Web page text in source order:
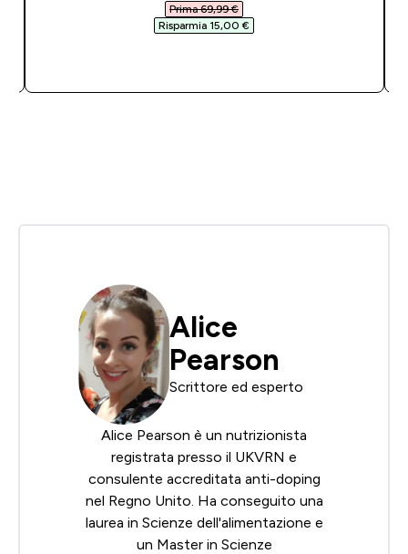
Prima 69,99 €‎
Risparmia 15,00 €‎
Alice
Pearson
Scrittore ed esperto
Alice Pearson è un nutrizionista
registrata presso il UKVRN e
consulente accreditata anti-doping
nel Regno Unito. Ha conseguito una
laurea in Scienze dell'alimentazione e
un Master in Scienze